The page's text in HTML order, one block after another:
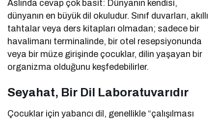
Aslında cevap çok basit: Dünyanın kendisi,
dünyanın en büyük dil okuludur. Sınıf duvarları, akıllı
tahtalar veya ders kitapları olmadan; sadece bir
havalimanı terminalinde, bir otel resepsiyonunda
veya bir müze girişinde çocuklar, dilin yaşayan bir
organizma olduğunu keşfedebilirler.
Seyahat, Bir Dil Laboratuvarıdır
Çocuklar için yabancı dil, genellikle “çalışılması